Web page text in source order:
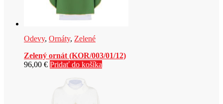
Odevy, Ornáty, Zelené
Zelený ornát (KOR/003/01/12)
96,00 € Pridať do košíka